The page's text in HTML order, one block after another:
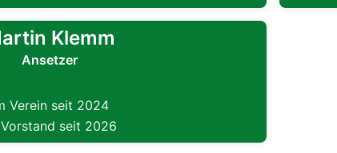
Klemm
Ansetzer
Verein seit 2024
seit 2026